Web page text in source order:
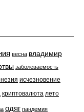
весна владимир
заболеваемость
исчезновение
криптовалюта лето
одяг пандемия